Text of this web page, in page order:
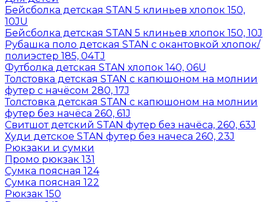
Бейсболка детская STAN 5 клиньев хлопок 150,
10JU
Бейсболка детская STAN 5 клиньев хлопок 150, 10J
Рубашка поло детская STAN с окантовкой хлопок/
полиэстер 185, 04TJ
Футболка детская STAN хлопок 140, 06U
Толстовка детская STAN с капюшоном на молнии
футер с начёсом 280, 17J
Толстовка детская STAN с капюшоном на молнии
футер без начёса 260, 61J
Свитшот детский STAN футер без начёса, 260, 63J
Худи детское STAN футер без начеса 260, 23J
Рюкзаки и сумки
Промо рюкзак 131
Сумка поясная 124
Сумка поясная 122
Рюкзак 150